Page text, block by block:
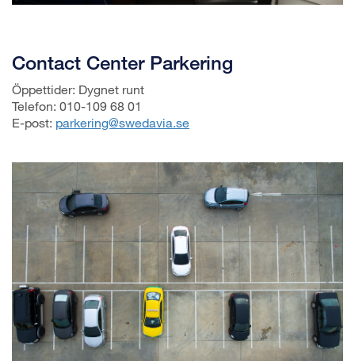
Contact Center Parkering
Öppettider: Dygnet runt
Telefon: 010-109 68 01
E-post: parkering@swedavia.se